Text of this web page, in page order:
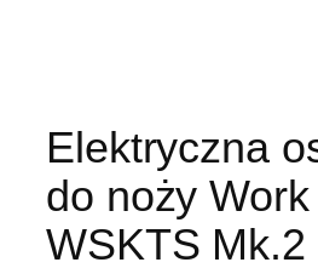
Elektryczna
do noży
WSKTS Mk.2